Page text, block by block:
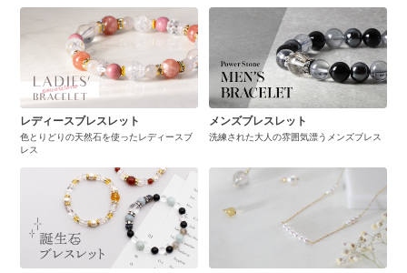
レディースブレスレット
色とりどりの天然石を使ったレディースブ
レス
メンズブレスレット
洗練された大人の雰囲気漂うメンズブレス